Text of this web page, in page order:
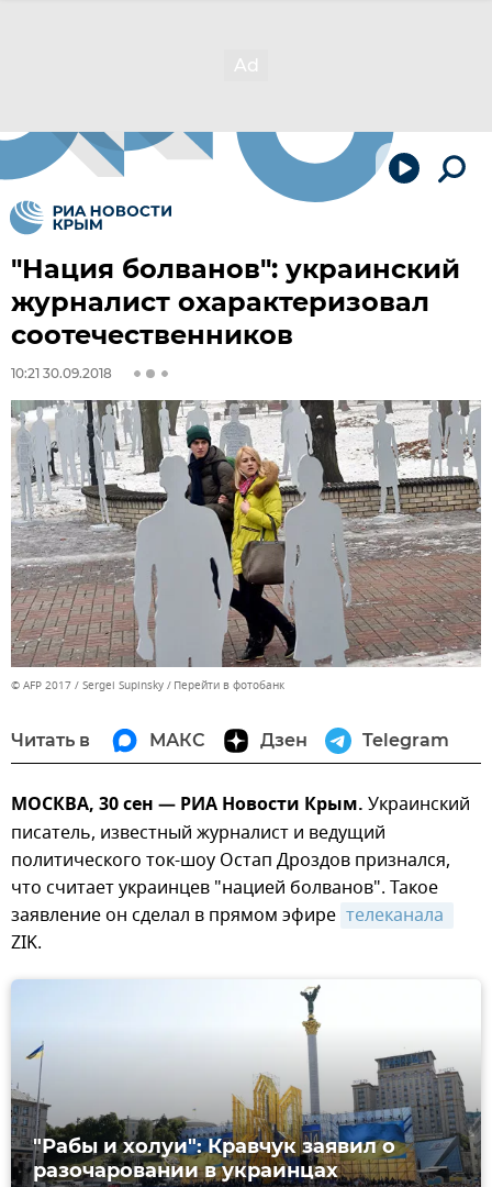
"Нация болванов": украинский
журналист охарактеризовал
соотечественников
10:21 30.09.2018
© AFP 2017 / Sergei Supinsky Перейти в фотобанк
Читать в МАКС Дзен Telegram
МОСКВА, 30 сен — РИА Новости Крым. Украинский
писатель, известный журналист и ведущий
политического ток-шоу Остап Дроздов признался,
что считает украинцев "нацией болванов". Такое
заявление он сделал в прямом эфире
ZIK.
"Рабы и холуи": Кравчук заявил о
разочаровании в украинцах